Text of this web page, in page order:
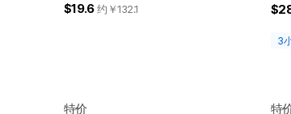
$19.6 约￥132.1
3
特价 特